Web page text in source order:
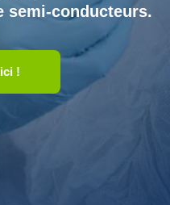
Use
the
up
semi-conducteurs.
!